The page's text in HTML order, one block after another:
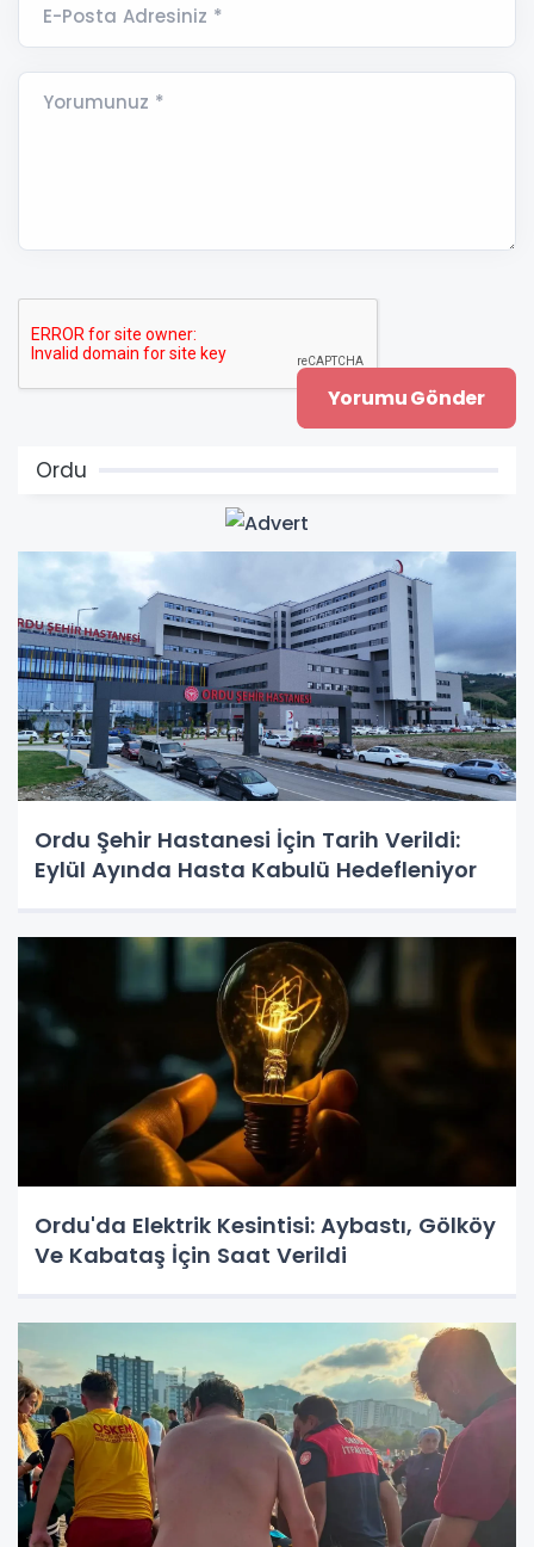
E-Posta Adresiniz *
Yorumunuz *
Ordu
Ordu Şehir Hastanesi İçin Tarih Verildi:
Eylül Ayında Hasta Kabulü Hedefleniyor
Ordu'da Elektrik Kesintisi: Aybastı, Gölköy
Ve Kabataş İçin Saat Verildi